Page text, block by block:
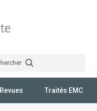
Revues Traités EMC